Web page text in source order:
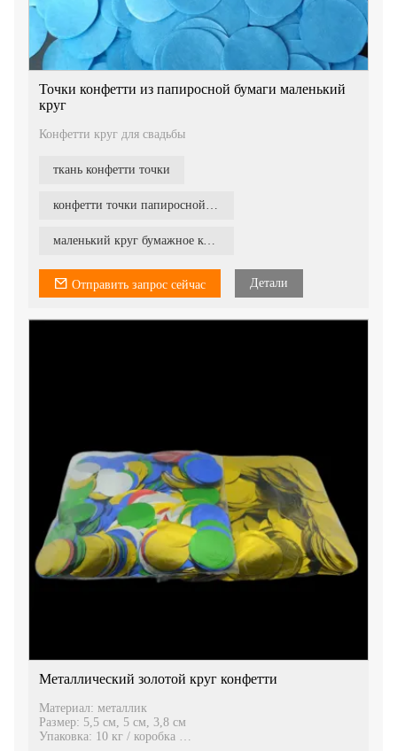
Точки конфетти из папиросной бумаги маленький
круг
Конфетти круг для свадьбы
ткань конфетти точки
конфетти точки папиросной бумаги
маленький круг бумажное конфетти
Отправить запрос сейчас Детали
Металлический золотой круг конфетти
Материал: металлик
Размер: 5,5 см, 5 см, 3,8 см
Упаковка: 10 кг / коробка